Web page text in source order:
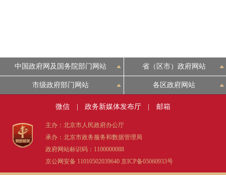
中国政府网及国务院部门网站 省（区市）政府网站
市级政府部门网站 各区政府网站
微信 政务新媒体发布厅 邮箱
主办：北京市人民政府办公厅
承办：北京市政务服务和数据管理局
政府网站标识码：1100000088
京公网安备 11010502039640 京ICP备05060933号